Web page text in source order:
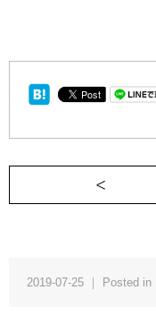
2019-07-25 ｜ Posted in